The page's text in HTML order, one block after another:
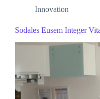
Innovation
Sodales Eusem Integer